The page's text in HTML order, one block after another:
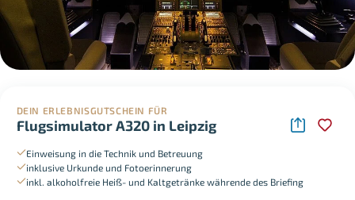
DEIN ERLEBNISGUTSCHEIN FÜR
Flugsimulator A320 in Leipzig
Einweisung in die Technik und Betreuung
inklusive Urkunde und Fotoerinnerung
inkl. alkoholfreie Heiß- und Kaltgetränke währende des Briefing